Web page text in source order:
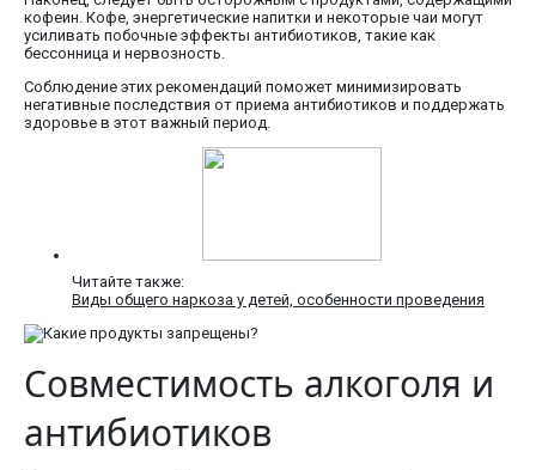
кофеин. Кофе, энергетические напитки и некоторые чаи могут
усиливать побочные эффекты антибиотиков, такие как
бессонница и нервозность.
Соблюдение этих рекомендаций поможет минимизировать
негативные последствия от приема антибиотиков и поддержать
здоровье в этот важный период.
Читайте также:
Виды общего наркоза у детей, особенности проведения
Совместимость алкоголя и
антибиотиков